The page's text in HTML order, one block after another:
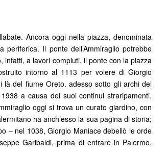
Ancora oggi nella piazza, denominata
Il ponte dell’Ammiraglio potrebbe
a lavori compiuti, il ponte con la piazza
intorno al 1113 per volere di Giorgio
là del fiume Oreto. adesso sotto gli archi del
a causa dei suoi continui straripamenti.
oggi si trova un curato giardino, con
ha anch’esso la sua pagina di storia;
– nel 1038, Giorgio Maniace debellò le orde
Garibaldi, prima di entrare in Palermo,